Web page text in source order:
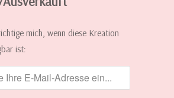
mich, wenn diese Kreation
ist: